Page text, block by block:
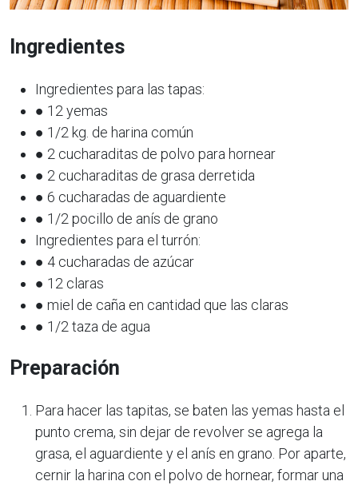
Ingredientes
Ingredientes para las tapas:
● 12 yemas
● 1/2 kg. de harina común
● 2 cucharaditas de polvo para hornear
● 2 cucharaditas de grasa derretida
● 6 cucharadas de aguardiente
● 1/2 pocillo de anís de grano
Ingredientes para el turrón:
● 4 cucharadas de azúcar
● 12 claras
● miel de caña en cantidad que las claras
● 1/2 taza de agua
Preparación
Para hacer las tapitas, se baten las yemas hasta el
punto crema, sin dejar de revolver se agrega la
grasa, el aguardiente y el anís en grano. Por aparte,
cernir la harina con el polvo de hornear, formar una